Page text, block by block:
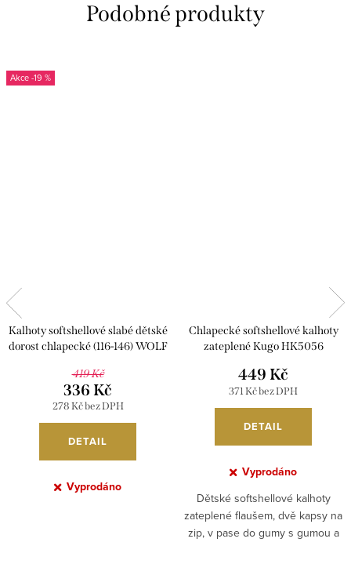
-19 %
Kalhoty softshellové slabé dětské
dorost chlapecké (116-146) WOLF
419 Kč
278 Kč bez DPH
336 Kč
DETAIL
Vyprodáno
Chlapecké softshellové kalhoty
zateplené Kugo HK5056
371 Kč bez DPH
449 Kč
DETAIL
Vyprodáno
Dětské softshellové kalhoty
zateplené flaušem, dvě kapsy na
zip, v pase do gumy s gumou a